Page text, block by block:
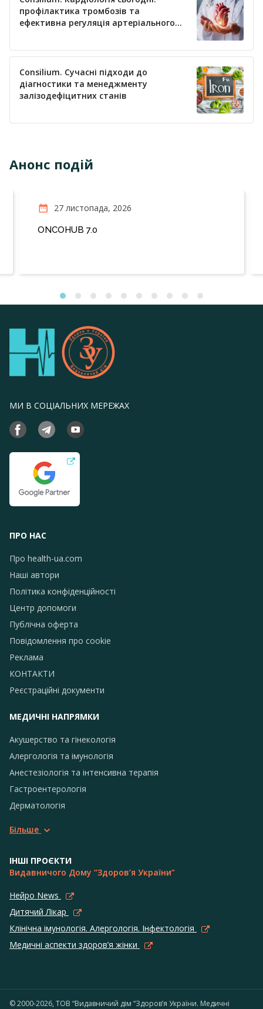
профілактика тромбозів та
ефективна регуляція артеріального
Consilium. Сучасні підходи до
діагностики та менеджменту
залізодефіцитних станів
Анонс подій
27 листопада, 2026
ONCOHUB 7.0
МИ В СОЦІАЛЬНИХ МЕРЕЖАХ
ПРО НАС
Про health-ua.com
Наші автори
Політика конфіденційності
Центр допомоги
Публічна оферта
Повідомлення про сookie
Реклама
КОНТАКТИ
Реєстраційні документи
МЕДИЧНІ НАПРЯМКИ
Акушерство та гінекологія
Алергологія та імунологія
Анестезіологія та інтенсивна терапія
Гастроентерологія
Дерматологія
Більше
ІНШІ ПРОЄКТИ
Видавничого Дому “Здоров’я України”
Нейро News
Дитячий Лікар
Клінічна імунологія. Алергологія. Інфектологія
Медичні аспекти здоров’я жінки
© 2000-2026, ТОВ “Видавничий дім “Здоров’я України. Медичні